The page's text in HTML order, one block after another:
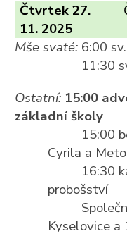
Čtvrtek 27.
11. 2025
Mše svaté: 6:00
11:30
Ostatní: 15:00
základní školy
15:00
Cyrila a
16:30
probošství
Kyselovice a